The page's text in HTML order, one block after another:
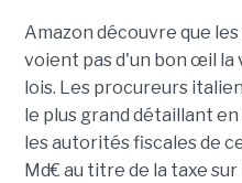
Amazon découvre que
voient pas d'un bon œil la
lois. Les procureurs
le plus grand détaillant
les autorités fiscales de
Md€ au titre de la taxe